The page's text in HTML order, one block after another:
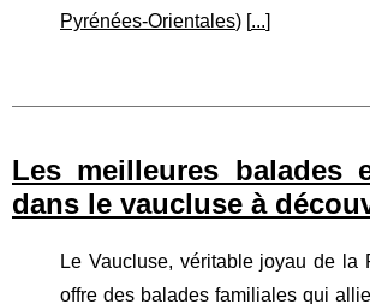
Pyrénées-Orientales) [...]
Les meilleures balades
dans le vaucluse à
Le Vaucluse, véritable joyau de la
offre des balades familiales qui